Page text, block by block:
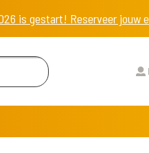
is gestart! Reserveer jouw